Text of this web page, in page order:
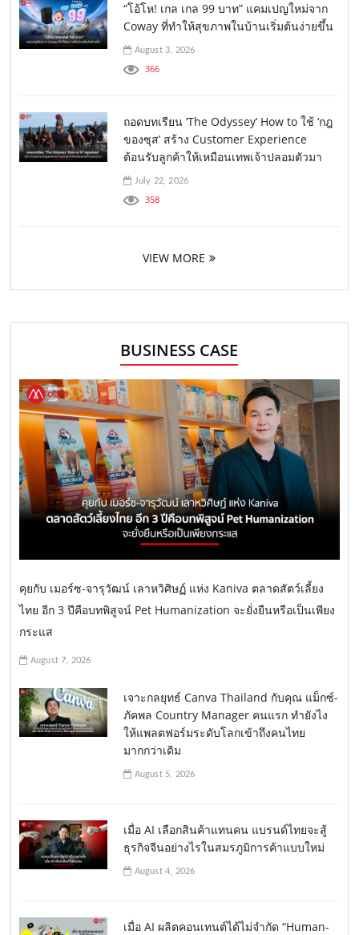
“โอ้โห! เกล เกล 99 บาท” แคมเปญใหม่จาก
Coway ที่ทำให้สุขภาพในบ้านเริ่มต้นง่ายขึ้น
August 3, 2026
366
ถอดบทเรียน ‘The Odyssey’ How to ใช้ ‘กฎ
ของซุส’ สร้าง Customer Experience
ต้อนรับลูกค้าให้เหมือนเทพเจ้าปลอมตัวมา
July 22, 2026
358
VIEW MORE
BUSINESS CASE
คุยกับ เมอร์ซ-จารุวัฒน์ เลาหวิศิษฏ์ แห่ง Kaniva ตลาดสัตว์เลี้ยง
ไทย อีก 3 ปีคือบทพิสูจน์ Pet Humanization จะยั่งยืนหรือเป็นเพียง
กระแส
August 7, 2026
เจาะกลยุทธ์ Canva Thailand กับคุณ แม็กซ์-
ภัคพล Country Manager คนแรก ทำยังไง
ให้แพลตฟอร์มระดับโลกเข้าถึงคนไทย
มากกว่าเดิม
August 5, 2026
เมื่อ AI เลือกสินค้าแทนคน แบรนด์ไทยจะสู้
ธุรกิจจีนอย่างไรในสมรภูมิการค้าแบบใหม่
August 4, 2026
เมื่อ AI ผลิตคอนเทนต์ได้ไม่จำกัด “Human-